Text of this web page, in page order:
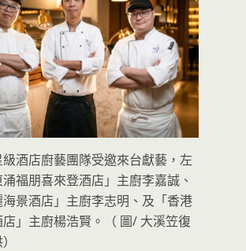
酒店廚藝團隊受邀來台獻藝，左
福朋喜來登酒店」主廚李嘉誠、
海景酒店」主廚李志明、及「香港
」主廚楊浩賢。（ 圖/ 大溪笠復